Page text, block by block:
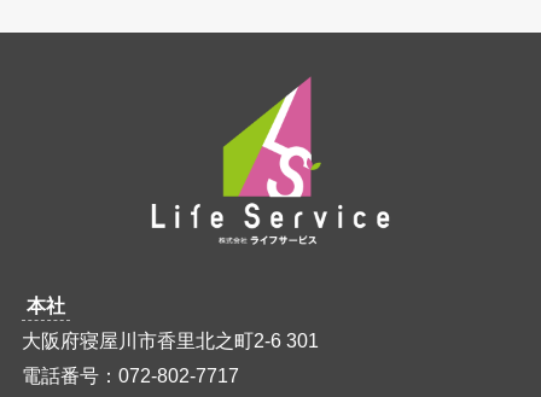
本社
大阪府寝屋川市香里北之町2-6 301
電話番号：072-802-7717